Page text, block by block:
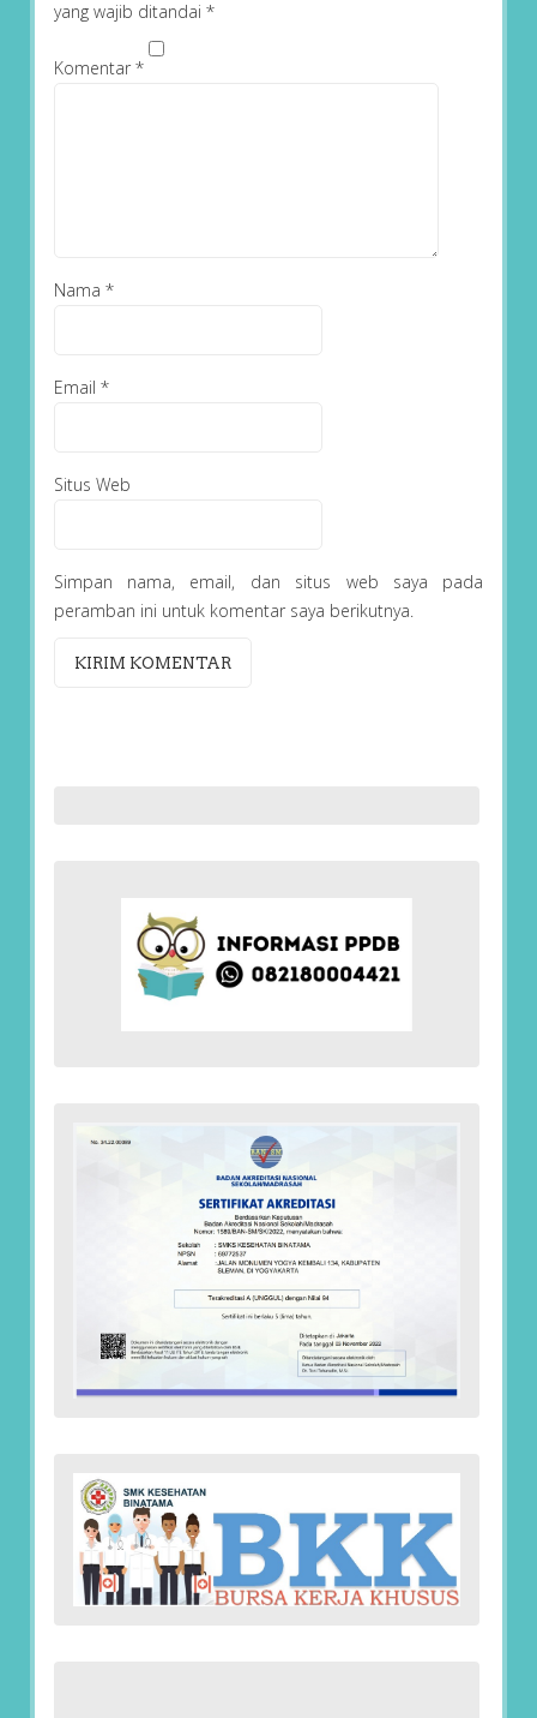
yang wajib ditandai *
Komentar *
Nama *
Email *
Situs Web
Simpan nama, email, dan situs web saya pada
peramban ini untuk komentar saya berikutnya.